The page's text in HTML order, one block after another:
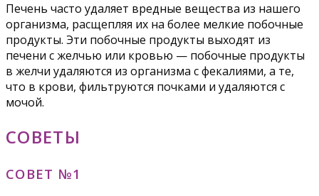
Печень часто удаляет вредные вещества из нашего
организма, расщепляя их на более мелкие побочные
продукты. Эти побочные продукты выходят из
печени с желчью или кровью — побочные продукты
в желчи удаляются из организма с фекалиями, а те,
что в крови, фильтруются почками и удаляются с
мочой.
СОВЕТЫ
СОВЕТ №1